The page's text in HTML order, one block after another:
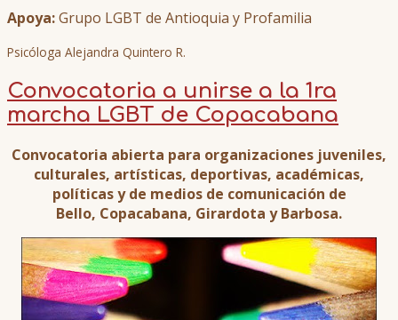
Apoya:Grupo LGBT de Antioquia y Profamilia
Psicóloga Alejandra Quintero R.
Convocatoria a unirse a la 1ra
marcha LGBT de Copacabana
Convocatoria abierta para organizaciones juveniles,
culturales, artísticas, deportivas, académicas,
políticas y de medios de comunicación de
Bello, Copacabana, Girardota y Barbosa.